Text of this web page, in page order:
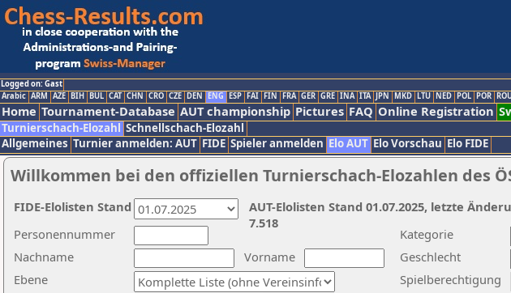
Logged on: Gast
Arabic ARM AZE BIH BUL CAT CHN CRO CZE DEN ENG ESP FAI FIN FRA GER GRE INA ITA JPN MKD LTU NED POL POR
Home Tournament-Database AUT championship Pictures FAQ Online Registration
Turnierschach-Elozahl Schnellschach-Elozahl
Allgemeines Turnier anmelden: AUT FIDE Spieler anmelden Elo AUT Elo Vorschau Elo FIDE
Willkommen bei den offiziellen Turnierschach-Elozahlen des
Nachname
Vorname
Ebene
Kategorie
Personennummer
Geschlecht
Spielberechtigung
AUT-Elolisten Stand 01.07.2025, letzte
7.518
FIDE-Elolisten Stand